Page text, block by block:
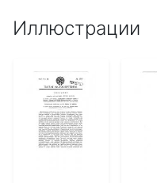
Иллюстрации